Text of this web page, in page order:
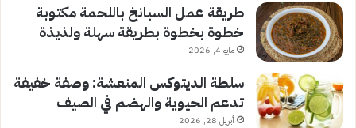
طريقة عمل السبانخ باللحمة مكتوبة
خطوة بخطوة بطريقة سهلة ولذيذة
مايو 4, 2026
سلطة الديتوكس المنعشة: وصفة خفيفة
تدعم الحيوية والهضم في الصيف
أبريل 28, 2026